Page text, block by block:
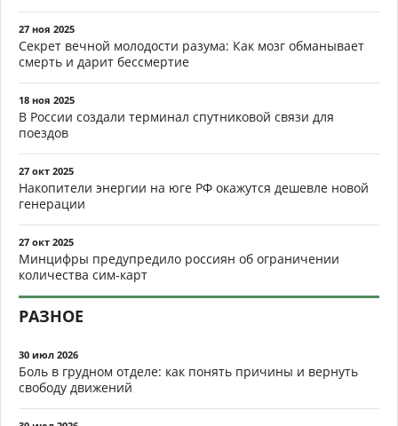
27 ноя 2025
Секрет вечной молодости разума: Как мозг обманывает
смерть и дарит бессмертие
18 ноя 2025
В России создали терминал спутниковой связи для
поездов
27 окт 2025
Накопители энергии на юге РФ окажутся дешевле новой
генерации
27 окт 2025
Минцифры предупредило россиян об ограничении
количества сим-карт
РАЗНОЕ
30 июл 2026
Боль в грудном отделе: как понять причины и вернуть
свободу движений